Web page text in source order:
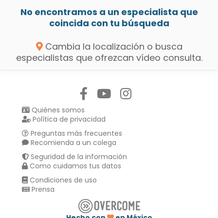
No encontramos a un especialista que
coincida con tu búsqueda
Cambia la localización o busca
especialistas que ofrezcan vídeo consulta.
Quiénes somos
Política de privacidad
Preguntas más frecuentes
Recomienda a un colega
Seguridad de la información
Como cuidamos tus datos
Condiciones de uso
Prensa